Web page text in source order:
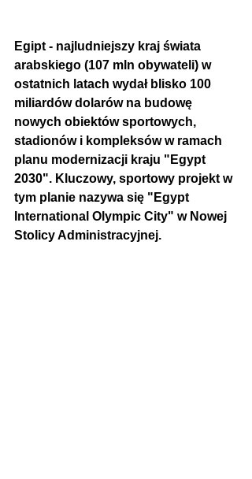
Egipt - najludniejszy kraj świata
arabskiego (107 mln obywateli) w
ostatnich latach wydał blisko 100
miliardów dolarów na budowę
nowych obiektów sportowych,
stadionów i kompleksów w ramach
planu modernizacji kraju "Egypt
2030". Kluczowy, sportowy projekt w
tym planie nazywa się "Egypt
International Olympic City" w Nowej
Stolicy Administracyjnej.